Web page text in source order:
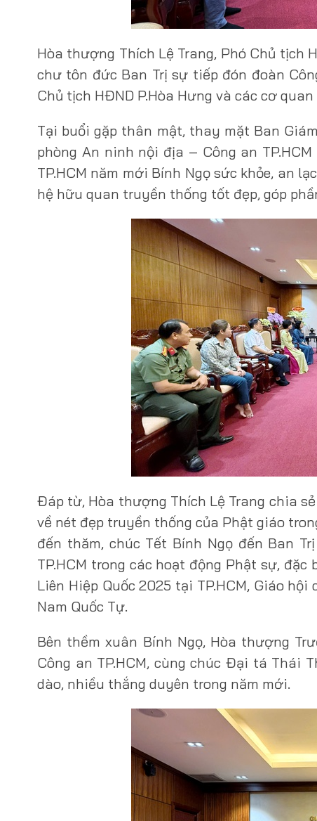
Hòa thượng Thích Lệ Trang, Phó Chủ tịch
chư tôn đức Ban Trị sự tiếp đón đoàn
Chủ tịch HĐND P.Hòa Hưng và các cơ
Tại buổi gặp thân mật, thay mặt Ban
phòng An ninh nội địa – Công an
TP.HCM năm mới Bính Ngọ sức khỏe, an
hệ hữu quan truyền thống tốt đẹp, góp
Đáp từ, Hòa thượng Thích Lệ Trang chia
về nét đẹp truyền thống của Phật giáo
đến thăm, chúc Tết Bính Ngọ đến Ban
TP.HCM trong các hoạt động Phật sự,
Liên Hiệp Quốc 2025 tại TP.HCM, Giáo
Nam Quốc Tự.
Bên thềm xuân Bính Ngọ, Hòa thượng
Công an TP.HCM, cùng chúc Đại tá Thái
dào, nhiều thắng duyên trong năm mới.